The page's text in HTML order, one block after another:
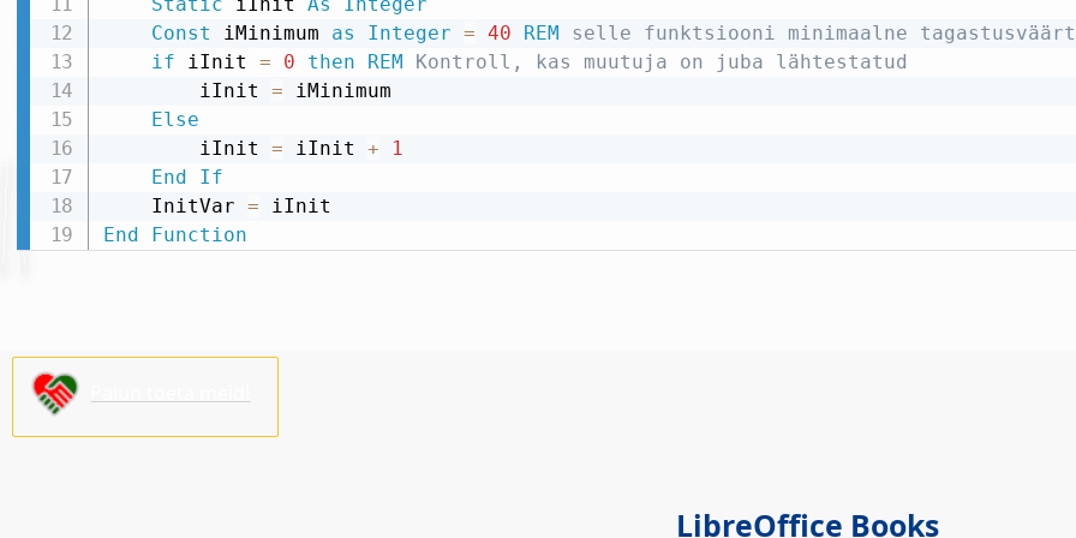
Static iInit As
Integer
Const iMinimum as Integer = 40 REM selle funktsiooni minimaalne
if iInit = 0 then REM Kontroll, kas muutuja on juba lähtestatud
        iInit
= iMinimum
Else
        iInit
= iInit +
1
End
If
    InitVar
=
End
Function
LibreOffice Books